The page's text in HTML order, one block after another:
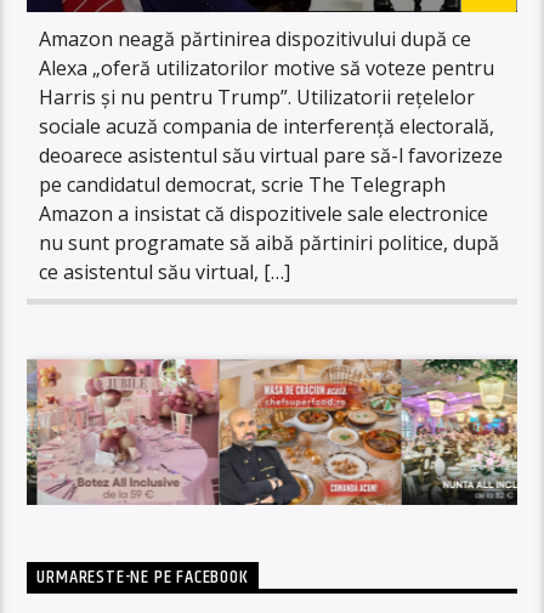
Amazon neagă părtinirea dispozitivului după ce
Alexa „oferă utilizatorilor motive să voteze pentru
Harris și nu pentru Trump”. Utilizatorii rețelelor
sociale acuză compania de interferență electorală,
deoarece asistentul său virtual pare să-l favorizeze
pe candidatul democrat, scrie The Telegraph
Amazon a insistat că dispozitivele sale electronice
nu sunt programate să aibă părtiniri politice, după
ce asistentul său virtual, […]
URMARESTE-NE PE FACEBOOK